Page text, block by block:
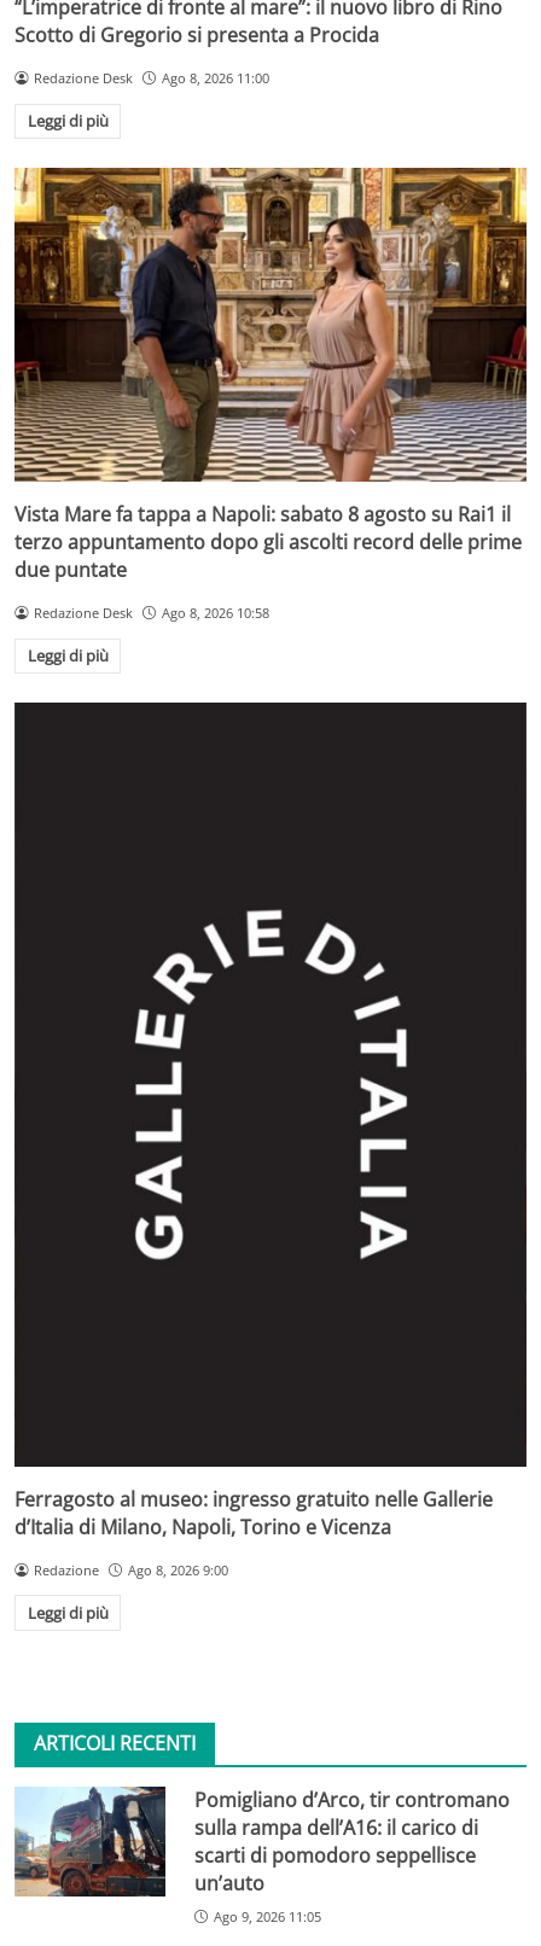
“L’imperatrice di fronte al mare”: il nuovo libro di Rino
Scotto di Gregorio si presenta a Procida
Redazione Desk Ago 8, 2026 11:00
Leggi di più
Vista Mare fa tappa a Napoli: sabato 8 agosto su Rai1 il
terzo appuntamento dopo gli ascolti record delle prime
due puntate
Redazione Desk Ago 8, 2026 10:58
Leggi di più
Ferragosto al museo: ingresso gratuito nelle Gallerie
d’Italia di Milano, Napoli, Torino e Vicenza
Redazione Ago 8, 2026 9:00
Leggi di più
ARTICOLI RECENTI
Pomigliano d’Arco, tir contromano
sulla rampa dell’A16: il carico di
scarti di pomodoro seppellisce
un’auto
Ago 9, 2026 11:05